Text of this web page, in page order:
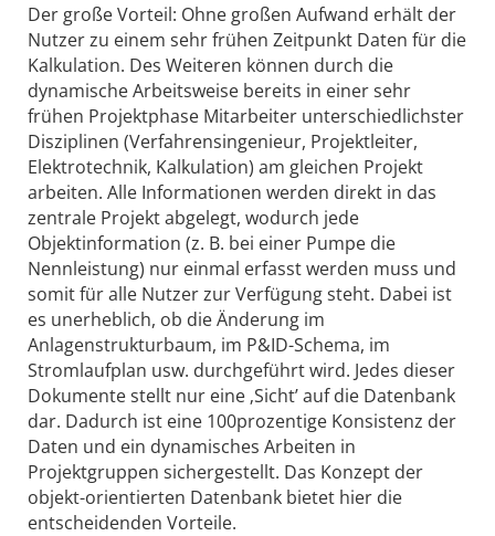
Der große Vorteil: Ohne großen Aufwand erhält der
Nutzer zu einem sehr frühen Zeitpunkt Daten für die
Kalkulation. Des Weiteren können durch die
dynamische Arbeitsweise bereits in einer sehr
frühen Projektphase Mitarbeiter unterschiedlichster
Disziplinen (Verfahrensingenieur, Projektleiter,
Elektrotechnik, Kalkulation) am gleichen Projekt
arbeiten. Alle Informationen werden direkt in das
zentrale Projekt abgelegt, wodurch jede
Objektinformation (z. B. bei einer Pumpe die
Nennleistung) nur einmal erfasst werden muss und
somit für alle Nutzer zur Verfügung steht. Dabei ist
es unerheblich, ob die Änderung im
Anlagenstrukturbaum, im P&ID-Schema, im
Stromlaufplan usw. durchgeführt wird. Jedes dieser
Dokumente stellt nur eine ‚Sicht’ auf die Datenbank
dar. Dadurch ist eine 100prozentige Konsistenz der
Daten und ein dynamisches Arbeiten in
Projektgruppen sichergestellt. Das Konzept der
objekt-orientierten Datenbank bietet hier die
entscheidenden Vorteile.